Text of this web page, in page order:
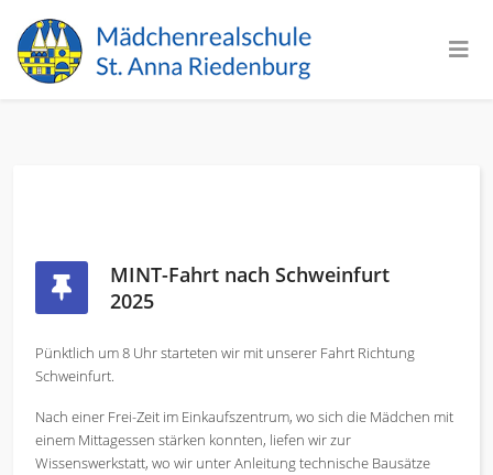
MINT-Fahrt nach Schweinfurt
2025
Pünktlich um 8 Uhr starteten wir mit unserer Fahrt Richtung
Schweinfurt.
Nach einer Frei-Zeit im Einkaufszentrum, wo sich die Mädchen mit
einem Mittagessen stärken konnten, liefen wir zur
Wissenswerkstatt, wo wir unter Anleitung technische Bausätze